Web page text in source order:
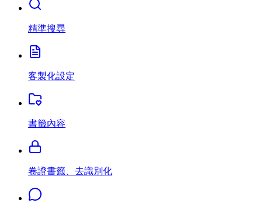
精準搜尋
客製化設定
書籤內容
卷證書籤、去識別化